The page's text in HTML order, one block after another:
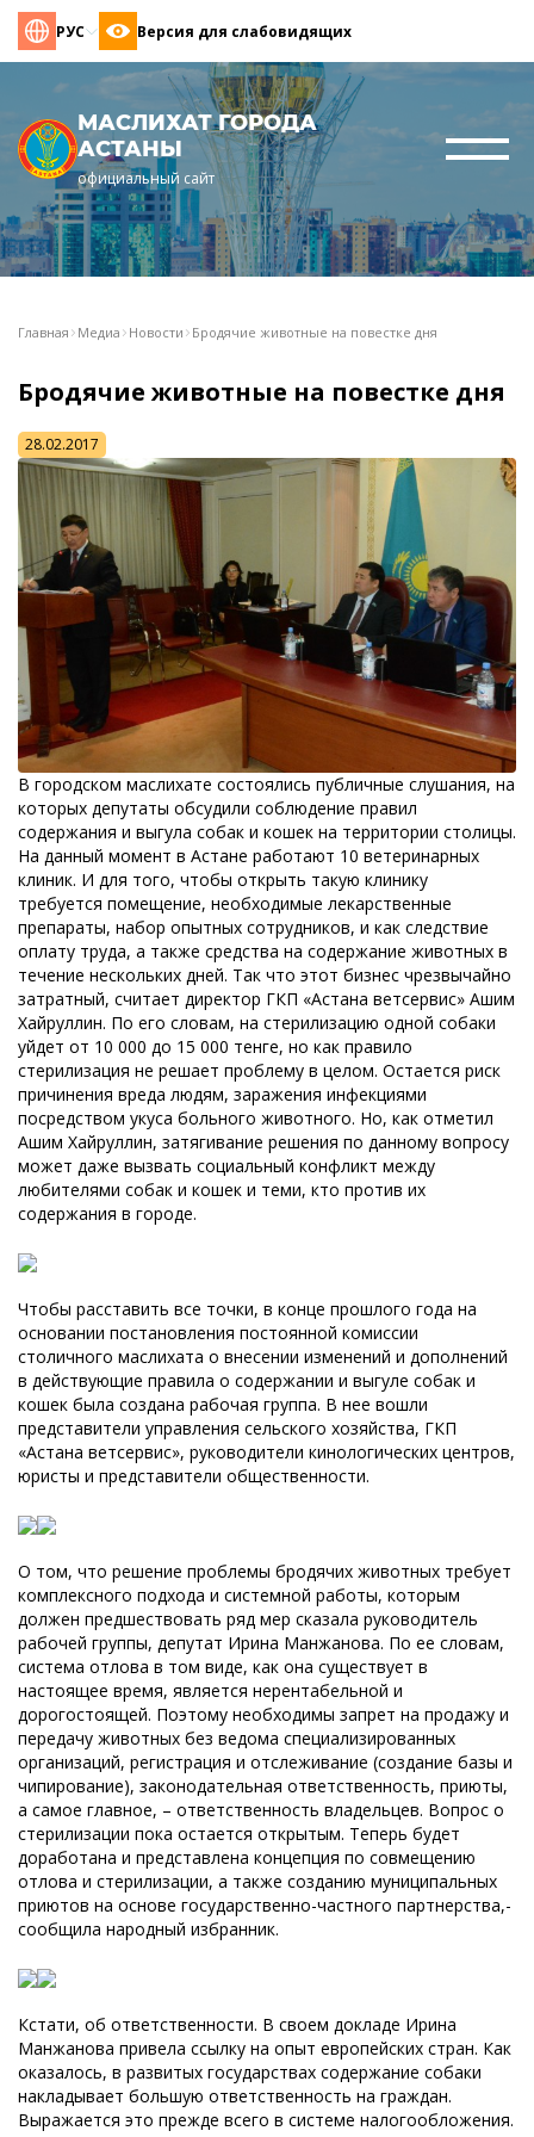
РУС Версия для слабовидящих
МАСЛИХАТ ГОРОДА
АСТАНЫ
официальный сайт
Главная Медиа Новости Бродячие животные на повестке дня
Бродячие животные на повестке дня
28.02.2017
В городском маслихате состоялись публичные слушания, на
которых депутаты обсудили соблюдение правил
содержания и выгула собак и кошек на территории столицы.
На данный момент в Астане работают 10 ветеринарных
клиник. И для того, чтобы открыть такую клинику
требуется помещение, необходимые лекарственные
препараты, набор опытных сотрудников, и как следствие
оплату труда, а также средства на содержание животных в
течение нескольких дней. Так что этот бизнес чрезвычайно
затратный, считает директор ГКП «Астана ветсервис» Ашим
Хайруллин. По его словам, на стерилизацию одной собаки
уйдет от 10 000 до 15 000 тенге, но как правило
стерилизация не решает проблему в целом. Остается риск
причинения вреда людям, заражения инфекциями
посредством укуса больного животного. Но, как отметил
Ашим Хайруллин, затягивание решения по данному вопросу
может даже вызвать социальный конфликт между
любителями собак и кошек и теми, кто против их
содержания в городе.
Чтобы расставить все точки, в конце прошлого года на
основании постановления постоянной комиссии
столичного маслихата о внесении изменений и дополнений
в действующие правила о содержании и выгуле собак и
кошек была создана рабочая группа. В нее вошли
представители управления сельского хозяйства, ГКП
«Астана ветсервис», руководители кинологических центров,
юристы и представители общественности.
О том, что решение проблемы бродячих животных требует
комплексного подхода и системной работы, которым
должен предшествовать ряд мер сказала руководитель
рабочей группы, депутат Ирина Манжанова. По ее словам,
система отлова в том виде, как она существует в
настоящее время, является нерентабельной и
дорогостоящей. Поэтому необходимы запрет на продажу и
передачу животных без ведома специализированных
организаций, регистрация и отслеживание (создание базы и
чипирование), законодательная ответственность, приюты,
а самое главное, – ответственность владельцев. Вопрос о
стерилизации пока остается открытым. Теперь будет
доработана и представлена концепция по совмещению
отлова и стерилизации, а также созданию муниципальных
приютов на основе государственно-частного партнерства,-
сообщила народный избранник.
Кстати, об ответственности. В своем докладе Ирина
Манжанова привела ссылку на опыт европейских стран. Как
оказалось, в развитых государствах содержание собаки
накладывает большую ответственность на граждан.
Выражается это прежде всего в системе налогообложения.